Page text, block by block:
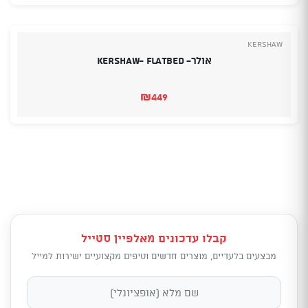
Kershaw
אולר- Kershaw- Flatbed
₪449
קבלו עדכונים מאלפיין סטייל
מבצעים בלעדיים, מוצרים חדשים וטיפים מקצועיים ישירות למייל